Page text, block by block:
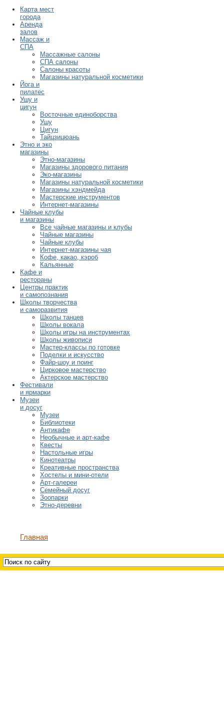
Карта мест
города
Аренда
залов
Массаж и
СПА
Массажные салоны
СПА салоны
Салоны красоты
Магазины натуральной косметики
Йога и
пилатес
Ушу и
цигун
Восточные единоборства
Ушу
Цигун
Тайцзицюань
Этно и эко
магазины
Этно-магазины
Магазины здорового питания
Эко-магазины
Магазины натуральной косметики
Магазины хэндмейда
Мастерские инструментов
Интернет-магазины
Чайные клубы
и магазины
Все чайные магазины и клубы
Чайные магазины
Чайные клубы
Интернет-магазины чая
Кофе, какао, кэроб
Кальянные
Кафе и
рестораны
Центры практик
и самопознания
Школы творчества
и саморазвития
Школы танцев
Школы вокала
Школы игры на инструментах
Школы живописи
Мастер-классы по готовке
Поделки и искусство
Файр-шоу и поинг
Цирковое мастерство
Актерское мастерство
Фестивали
и ярмарки
Музеи
и досуг
Музеи
Библиотеки
Антикафе
Необычные и арт-кафе
Квесты
Настольные игры
Кинотеатры
Креативные пространства
Хостелы и мини-отели
Арт-галереи
Семейный досуг
Зоопарки
Этно-деревни
Главная